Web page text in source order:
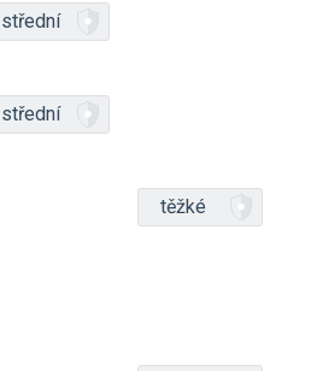
střední
střední
těžké